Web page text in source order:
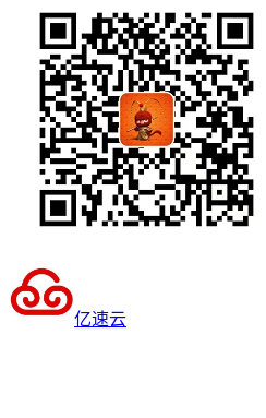
亿速云